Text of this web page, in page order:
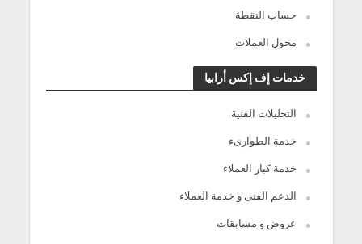
حساب النقطة
محول العملات
خدمات إف إكس أرابيا
التحليلات الفنية
خدمة الطوارىء
خدمة كبار العملاء
الدعم الفنى و خدمة العملاء
عروض و مسابقات